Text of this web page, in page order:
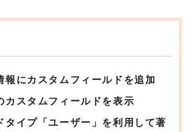
報にカスタムフィールドを追加
カスタムフィールドを表示
タイプ「ユーザー」を利用して著